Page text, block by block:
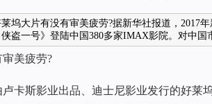
坞大片有没有审美疲劳?据新华社报道，2017
盗一号》登陆中国380多家IMAX影院。对中国
美疲劳?
卡斯影业出品、迪士尼影业发行的好莱